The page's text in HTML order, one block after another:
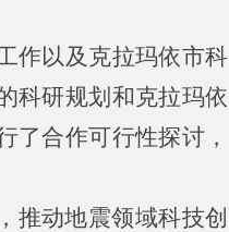
作以及克拉玛依市科
科研规划和克拉玛依
了合作可行性探讨，
推动地震领域科技创